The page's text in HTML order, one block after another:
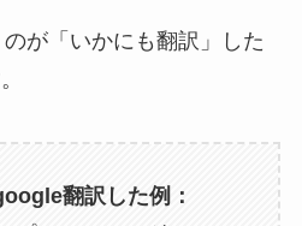
が「いかにも翻訳」した
翻訳した例：